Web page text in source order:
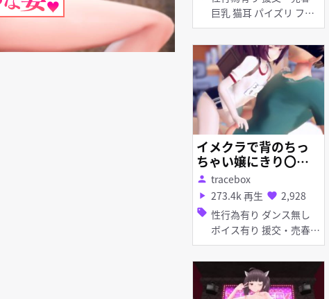
巨乳 猫耳 パイズリ フェ
ラ ダンス無し ぽんぷ長
式モデル
イメクラで背のちっ
ちゃい嬢にきり〇ん
コスで言葉責めプレ
イをお願いしてみた
だけ
person tracebox
play_arrow 273.4k 再生 favorite 2,928
sell 性行為有り ダンス無し
ボイス有り 援交・売春
ぷに コスプレ ブルマ・
体操着 手コキ 女性上位